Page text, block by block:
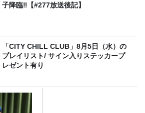
子降臨‼【#277放送後記】
「CITY CHILL CLUB」8月5日（水）の
プレイリスト/ サイン入りステッカープ
レゼント有り